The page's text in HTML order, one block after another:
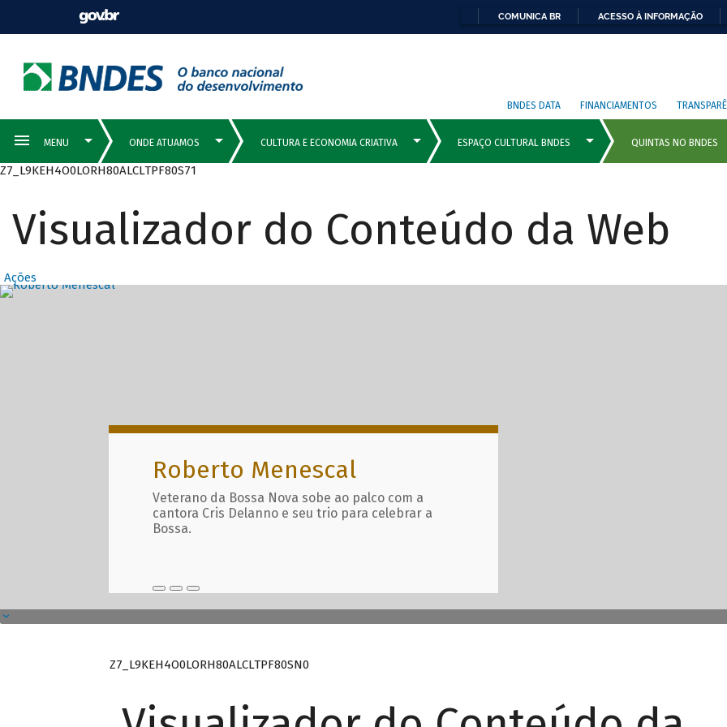
COMUNICA BR ACESSO À INFORMAÇÃO
BNDES DATA FINANCIAMENTOS
Z7_L9KEH4O0LORH80ALCLTPF80S71
Visualizador do Conteúdo da Web
Ações
Destaques Principais com
Roberto Menescal
Veterano da Bossa Nova sobe ao palco com a
cantora Cris Delanno e seu trio para celebrar a
Bossa.
Z7_L9KEH4O0LORH80ALCLTPF80SN0